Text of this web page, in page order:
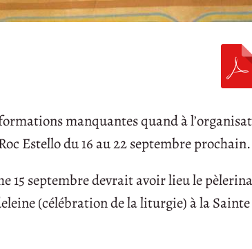
manquantes quand à
Estello du 16 au 22 septembre prochain.
15 septembre devrait avoir lieu le
(célébration de la liturgie) à la Sainte